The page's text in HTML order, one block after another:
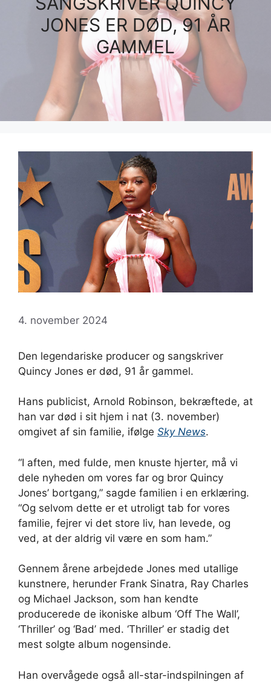
JONES ER DØD, 91 ÅR
GAMMEL
4. november 2024
Den legendariske producer og sangskriver
Quincy Jones er død, 91 år gammel.
Hans publicist, Arnold Robinson, bekræftede, at
han var død i sit hjem i nat (3. november)
omgivet af sin familie, ifølge Sky News.
“I aften, med fulde, men knuste hjerter, må vi
dele nyheden om vores far og bror Quincy
Jones’ bortgang,” sagde familien i en erklæring.
“Og selvom dette er et utroligt tab for vores
familie, fejrer vi det store liv, han levede, og
ved, at der aldrig vil være en som ham.”
Gennem årene arbejdede Jones med utallige
kunstnere, herunder Frank Sinatra, Ray Charles
og Michael Jackson, som han kendte
producerede de ikoniske album ‘Off The Wall’,
‘Thriller’ og ‘Bad’ med. ‘Thriller’ er stadig det
mest solgte album nogensinde.
Han overvågede også all-star-indspilningen af ​​